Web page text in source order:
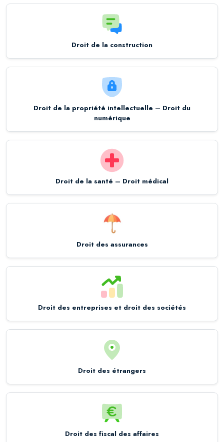
Droit de la construction
Droit de la propriété intellectuelle – Droit du
numérique
Droit de la santé – Droit médical
Droit des assurances
Droit des entreprises et droit des sociétés
Droit des étrangers
Droit des fiscal des affaires